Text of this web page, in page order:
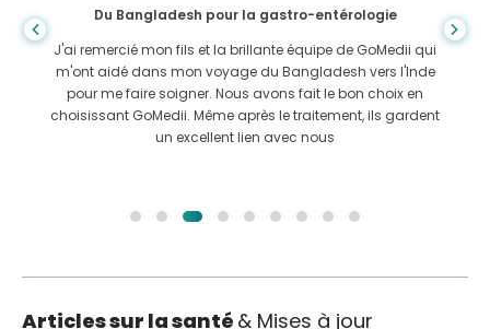
Du Bangladesh pour la gastro-entérologie
J'ai remercié mon fils et la brillante équipe de GoMedii qui
m'ont aidé dans mon voyage du Bangladesh vers l'Inde
pour me faire soigner. Nous avons fait le bon choix en
choisissant GoMedii. Même après le traitement, ils gardent
un excellent lien avec nous
Articles sur la santé & Mises à jour